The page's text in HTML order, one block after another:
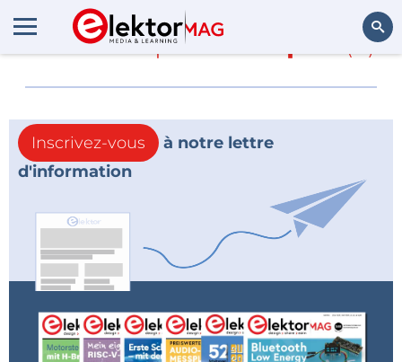
En savoir plus sur (0)
Inscrivez-vous
à notre lettre
d'information